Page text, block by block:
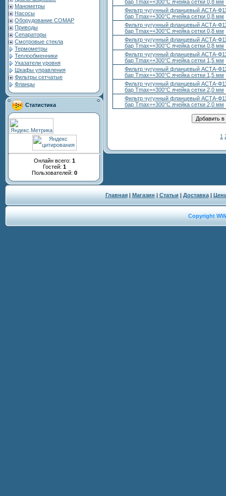
Манометры
Насосы
Оборудование COMAP
Приводы
Сепараторы
Смотровые стекла
Термометры
Теплообменники
Указатели уровня
Шкафы управления
Фильтры сетчатые
Фланцы
Статистика
Онлайн всего: 1
Гостей: 1
Пользователей: 0
бар Тmax=+300°С ячейка сетки 0,8 мм
Фильтр чугунный фланцевый АСТА-
бар Тmax=+300°С ячейка сетки 0,8 мм
Фильтр чугунный фланцевый АСТА-
бар Тmax=+300°С ячейка сетки 0,8 мм
Фильтр чугунный фланцевый АСТА-
бар Тmax=+300°С ячейка сетки 0,8 мм
Фильтр чугунный фланцевый АСТА-
бар Тmax=+300°С ячейка сетки 1,5 мм
Фильтр чугунный фланцевый АСТА-
бар Тmax=+300°С ячейка сетки 1,5 мм
Фильтр чугунный фланцевый АСТА-
бар Тmax=+300°С ячейка сетки 2,0 мм
Фильтр чугунный фланцевый АСТА-
бар Тmax=+300°С ячейка сетки 2,0 мм
1
Главная| Магазин | Статьи | Доставка|
Copyright